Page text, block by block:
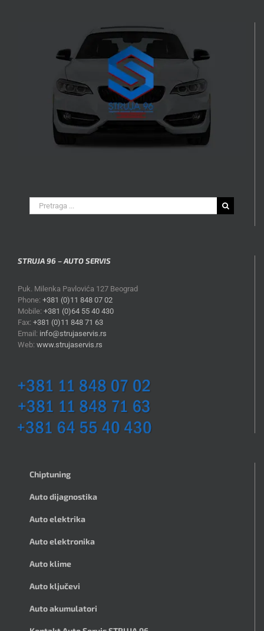
Search
for:
STRUJA 96 – AUTO SERVIS
Puk. Milenka Pavlovića 127 Beograd
Phone: +381 (0)11 848 07 02
Mobile: +381 (0)64 55 40 430
Fax: +381 (0)11 848 71 63
Email: info@strujaservis.rs
Web: www.strujaservis.rs
Chiptuning
Auto dijagnostika
Auto elektrika
Auto elektronika
Auto klime
Auto ključevi
Auto akumulatori